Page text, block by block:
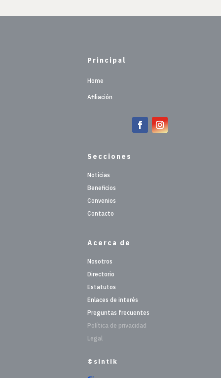
Principal
Home
Afiliación
Secciones
Noticias
Beneficios
Convenios
Contacto
Acerca de
Nosotros
Directorio
Estatutos
Enlaces de interés
Preguntas frecuentes
Política de privacidad
Legal
©sintik